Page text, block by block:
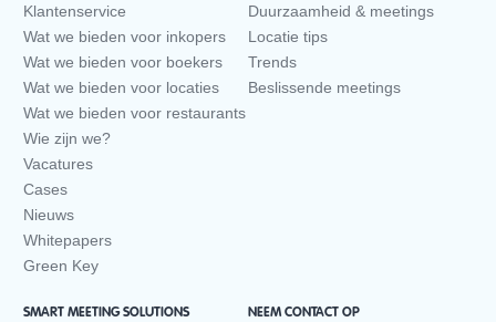
Klantenservice
Wat we bieden voor inkopers
Wat we bieden voor boekers
Wat we bieden voor locaties
Wat we bieden voor restaurants
Wie zijn we?
Vacatures
Cases
Nieuws
Whitepapers
Green Key
Duurzaamheid & meetings
Locatie tips
Trends
Beslissende meetings
SMART MEETING SOLUTIONS
NEEM CONTACT OP